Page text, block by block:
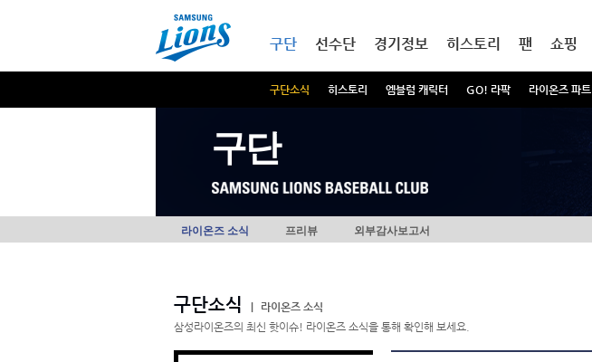
구단
구단소식 히스토리 엠블럼 캐릭터 GO! 라팍 라이온즈 파트
선수단 경기정보 히스토리 팬 쇼핑
구단
라이온즈 소식 프리뷰 외부감사보고서
구단소식
라이온즈 소식
삼성라이온즈의 최신 핫이슈! 라이온즈 소식을 통해 확인해 보세요.